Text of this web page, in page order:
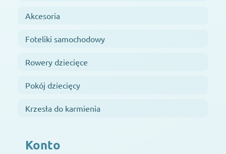
Akcesoria
Foteliki samochodowy
Rowery dziecięce
Pokój dziecięcy
Krzesła do karmienia
Konto